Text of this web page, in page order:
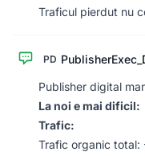
Traficul pierdut nu
PD
Publisher digital
La noi e mai dificil:
Trafic:
Trafic organic total: